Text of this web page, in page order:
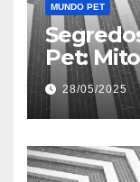
MUNDO PET
Pet:
Podem
28/05/2025